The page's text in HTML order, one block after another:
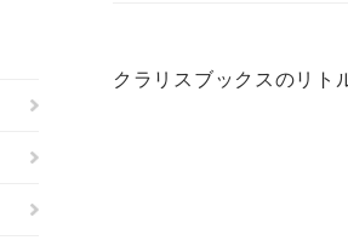
クラリスブックスのリ